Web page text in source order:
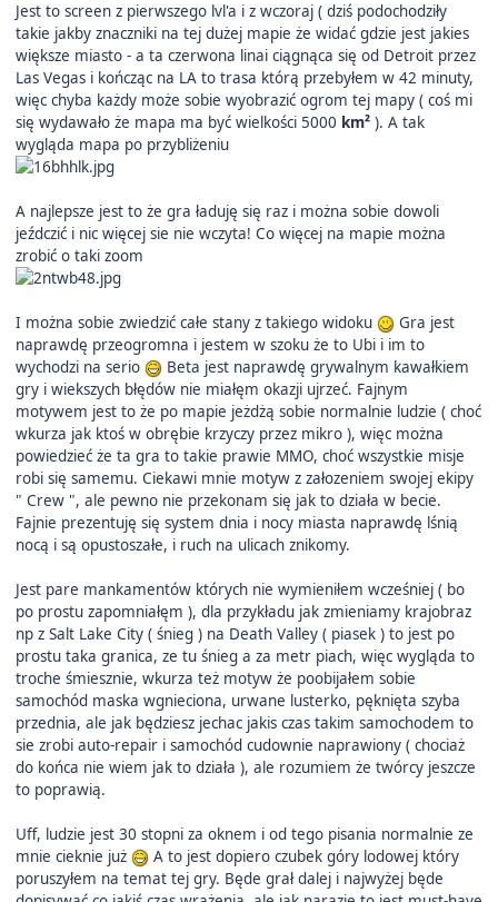
Jest to screen z pierwszego lvl'a i z wczoraj ( dziś podochodziły
takie jakby znaczniki na tej dużej mapie że widać gdzie jest jakies
większe miasto - a ta czerwona linai ciągnąca się od Detroit przez
Las Vegas i kończąc na LA to trasa którą przebyłem w 42 minuty,
więc chyba każdy może sobie wyobrazić ogrom tej mapy ( coś mi
się wydawało że mapa ma być wielkości 5000 km² ). A tak
wygląda mapa po przybliżeniu
A najlepsze jest to że gra ładuję się raz i można sobie dowoli
jeźdczić i nic więcej sie nie wczyta! Co więcej na mapie można
zrobić o taki zoom
I można sobie zwiedzić całe stany z takiego widoku
Gra jest
naprawdę przeogromna i jestem w szoku że to Ubi i im to
wychodzi na serio
Beta jest naprawdę grywalnym kawałkiem
gry i wiekszych błędów nie miałęm okazji ujrzeć. Fajnym
motywem jest to że po mapie jeżdżą sobie normalnie ludzie ( choć
wkurza jak ktoś w obrębie krzyczy przez mikro ), więc można
powiedzieć że ta gra to takie prawie MMO, choć wszystkie misje
robi się samemu. Ciekawi mnie motyw z załozeniem swojej ekipy
" Crew ", ale pewno nie przekonam się jak to działa w becie.
Fajnie prezentuję się system dnia i nocy miasta naprawdę lśnią
nocą i są opustoszałe, i ruch na ulicach znikomy.
Jest pare mankamentów których nie wymieniłem wcześniej ( bo
po prostu zapomniałęm ), dla przykładu jak zmieniamy krajobraz
np z Salt Lake City ( śnieg ) na Death Valley ( piasek ) to jest po
prostu taka granica, ze tu śnieg a za metr piach, więc wygląda to
troche śmiesznie, wkurza też motyw że poobijałem sobie
samochód maska wgnieciona, urwane lusterko, pęknięta szyba
przednia, ale jak będziesz jechac jakis czas takim samochodem to
sie zrobi auto-repair i samochód cudownie naprawiony ( chociaż
do końca nie wiem jak to działa ), ale rozumiem że twórcy jeszcze
to poprawią.
Uff, ludzie jest 30 stopni za oknem i od tego pisania normalnie ze
mnie cieknie już
A to jest dopiero czubek góry lodowej który
poruszyłem na temat tej gry. Będe grał dalej i najwyżej będe